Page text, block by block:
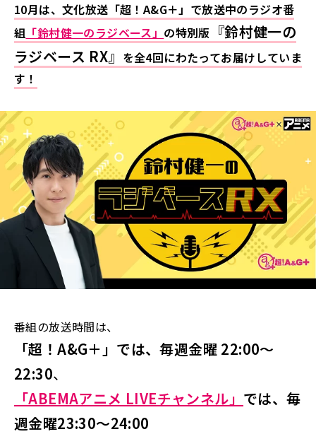
10月は、文化放送「超！A&G＋」で放送中のラジオ番
組 「鈴村健一のラジベース」 の特別版 『鈴村健一の
ラジベース RX』 を全4回にわたってお届けしていま
す！
番組の放送時間は、
「超！A&G＋」では、毎週金曜 22:00～
22:30、
「ABEMAアニメ LIVEチャンネル」 では、毎
週金曜23:30～24:00